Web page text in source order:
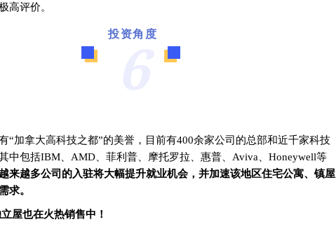
高评价。
投资角度
“加拿大高科技之都”的美誉，目前有400余家公司的总部和近千家科技
中包括IBM、AMD、菲利普、摩托罗拉、惠普、Aviva、Honeywell等
越来越多公司的入驻将大幅提升就业机会，并加速该地区住宅公寓、镇屋
求。
屋也在火热销售中！